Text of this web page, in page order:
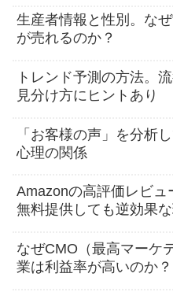
生産者情報と性別。な
が売れるのか？
トレンド予測の方法。
見分け方にヒントあり
「お客様の声」を分析
心理の関係
Amazonの高評価レビュ
無料提供しても逆効果
なぜCMO（最高マーケ
業は利益率が高いのか？